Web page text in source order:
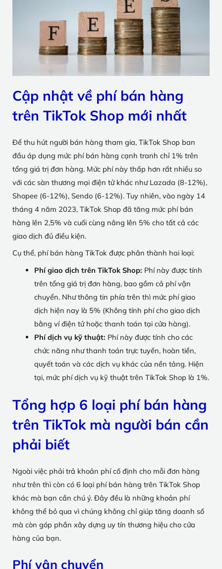
Cập nhật về phí bán hàng
trên TikTok Shop mới nhất
Để thu hút người bán hàng tham gia, TikTok Shop ban
đầu áp dụng mức phí bán hàng cạnh tranh chỉ 1% trên
tổng giá trị đơn hàng. Mức phí này thấp hơn rất nhiều so
với các sàn thương mại điện tử khác như Lazada (8-12%),
Shopee (6-12%), Sendo (6-12%). Tuy nhiên, vào ngày 14
tháng 4 năm 2023, TikTok Shop đã tăng mức phí bán
hàng lên 2,5% và cuối cùng nâng lên 5% cho tất cả các
giao dịch đủ điều kiện.
Cụ thể, phí bán hàng TikTok được phân thành hai loại:
Phí giao dịch trên TikTok Shop: Phí này được tính
trên tổng giá trị đơn hàng, bao gồm cả phí vận
chuyển. Như thông tin phía trên thì mức phí giao
dịch hiện nay là 5% (Không tính phí cho giao dịch
bằng ví điện tử hoặc thanh toán tại cửa hàng).
Phí dịch vụ kỹ thuật: Phí này được tính cho các
chức năng như thanh toán trực tuyến, hoàn tiền,
quyết toán và các dịch vụ khác của nền tảng. Hiện
tại, mức phí dịch vụ kỹ thuật trên TikTok Shop là 1%.
Tổng hợp 6 loại phí bán hàng
trên TikTok mà người bán cần
phải biết
Ngoài việc phải trả khoản phí cố định cho mỗi đơn hàng
như trên thì còn có 6 loại phí bán hàng trên TikTok Shop
khác mà bạn cần chú ý. Đây đều là những khoản phí
không thể bỏ qua vì chúng không chỉ giúp tăng doanh số
mà còn góp phần xây dựng uy tín thương hiệu cho cửa
hàng của bạn.
Phí vận chuyển